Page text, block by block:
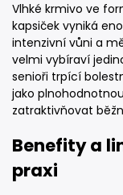
Vlhké krmivo ve
kapsiček vyniká
intenzivní vůni a
velmi vybíraví
senioři trpící
jako
zatraktivňovat
Benefity a
praxi